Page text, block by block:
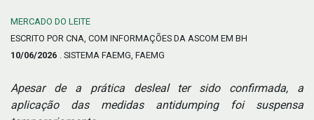
MERCADO DO LEITE
ESCRITO POR CNA, COM INFORMAÇÕES DA ASCOM EM BH
10/06/2026 . SISTEMA FAEMG, FAEMG
Apesar de a prática desleal ter sido confirmada, a
aplicação das medidas antidumping foi suspensa